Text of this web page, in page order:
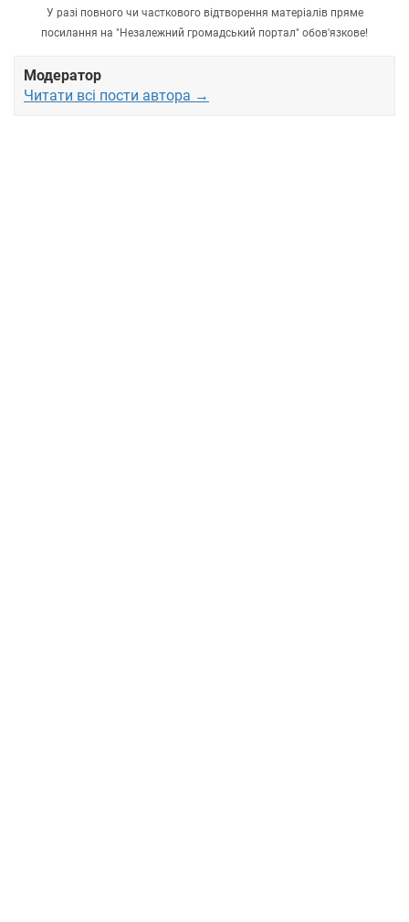
У разі повного чи часткового відтворення матеріалів пряме
посилання на "Незалежний громадський портал" обов'язкове!
Модератор
Читати всі пости автора →